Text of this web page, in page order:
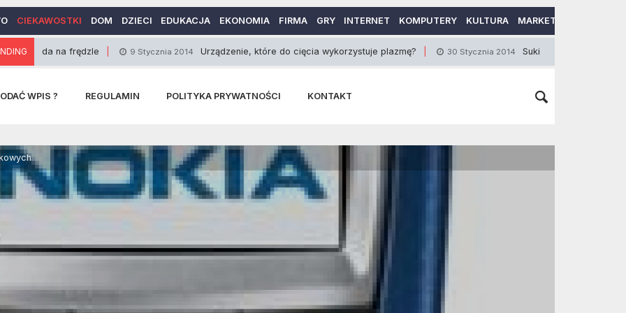
CIEKAWOSTKI DOM DZIECI EDUKACJA EKONOMIA FIRMA GRY INTERNET KOMPUTERY KULTURA MARKETING
frędzle 9 Stycznia 2014 Urządzenie, które do cięcia wykorzystuje plazmę? 30 Stycznia 2014 Sukienki- niezbędny element
WPIS ? REGULAMIN POLITYKA PRYWATNOŚCI KONTAKT